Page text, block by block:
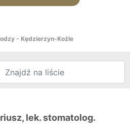
- Kędzierzyn-Koźle
lek. stomatolog.